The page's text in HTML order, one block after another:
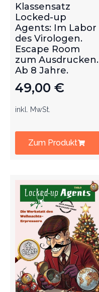
Klassensatz
Locked-up
Agents: Im Labor
des Virologen.
Escape Room
zum Ausdrucken.
Ab 8 Jahre.
49,00 €
inkl. MwSt.
Zum Produkt